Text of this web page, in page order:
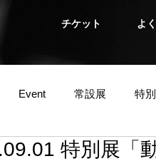
チケット よ
Event 常設展 特
特別展「